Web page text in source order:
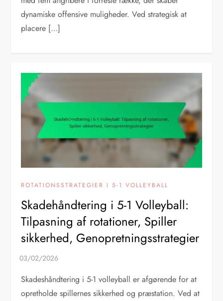
dynamiske offensive muligheder. Ved strategisk at
placere […]
ROTATIONSSTRATEGIER I 5-1 VOLLEYBALL
Skadehåndtering i 5-1 Volleyball:
Tilpasning af rotationer, Spiller
sikkerhed, Genopretningsstrategier
Skadeshåndtering i 5-1 volleyball er afgørende for at
opretholde spillernes sikkerhed og præstation. Ved at